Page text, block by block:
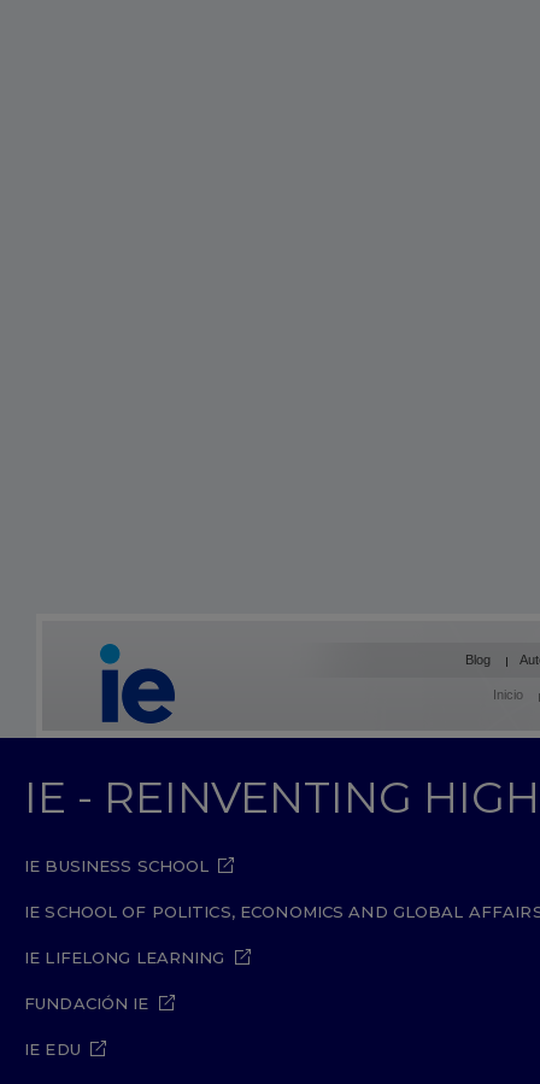
Blog
Inicio
IE - REINVENTING
IE BUSINESS SCHOOL
IE SCHOOL OF POLITICS, ECONOMICS AND GLOBAL
IE LIFELONG LEARNING
FUNDACIÓN IE
IE EDU